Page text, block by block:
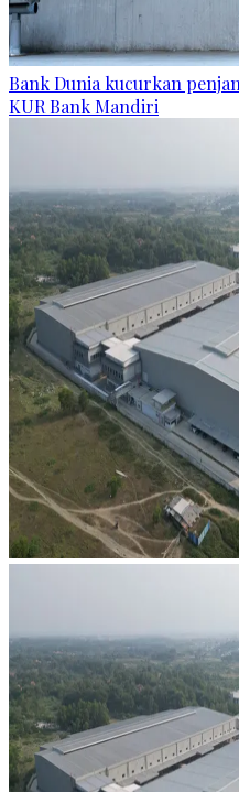
Bank Dunia kucurkan
KUR Bank Mandiri